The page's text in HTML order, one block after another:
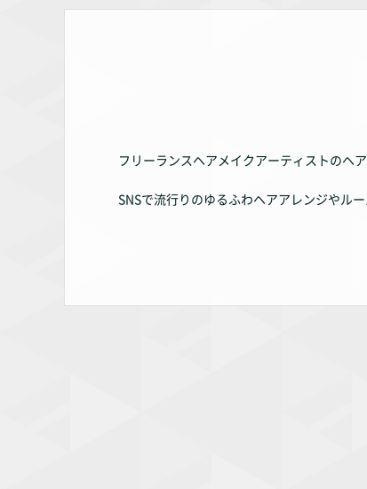
フリーランスヘアメイクアーティストのヘ
SNSで流行りのゆるふわヘアアレンジやル